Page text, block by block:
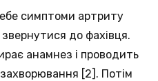
симптоми артриту
до фахівця.
анамнез і проводить
[2]. Потім